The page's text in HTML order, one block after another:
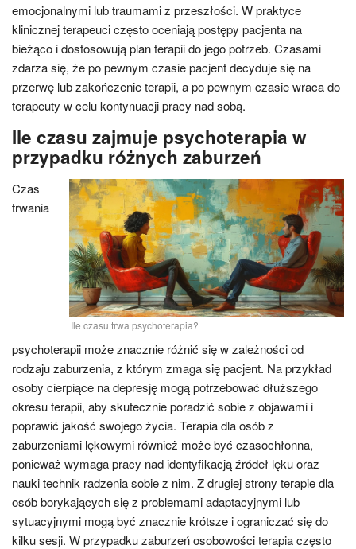
emocjonalnymi lub traumami z przeszłości. W praktyce
klinicznej terapeuci często oceniają postępy pacjenta na
bieżąco i dostosowują plan terapii do jego potrzeb. Czasami
zdarza się, że po pewnym czasie pacjent decyduje się na
przerwę lub zakończenie terapii, a po pewnym czasie wraca do
terapeuty w celu kontynuacji pracy nad sobą.
Ile czasu zajmuje psychoterapia w
przypadku różnych zaburzeń
Ile czasu trwa psychoterapia?
Czas
trwania
psychoterapii może znacznie różnić się w zależności od
rodzaju zaburzenia, z którym zmaga się pacjent. Na przykład
osoby cierpiące na depresję mogą potrzebować dłuższego
okresu terapii, aby skutecznie poradzić sobie z objawami i
poprawić jakość swojego życia. Terapia dla osób z
zaburzeniami lękowymi również może być czasochłonna,
ponieważ wymaga pracy nad identyfikacją źródeł lęku oraz
nauki technik radzenia sobie z nim. Z drugiej strony terapie dla
osób borykających się z problemami adaptacyjnymi lub
sytuacyjnymi mogą być znacznie krótsze i ograniczać się do
kilku sesji. W przypadku zaburzeń osobowości terapia często